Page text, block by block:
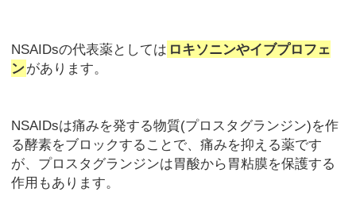
NSAIDsの代表薬としては ロキソニンやイブプロフェ
ンがあります。
NSAIDsは痛みを発する物質(プロスタグランジン)を作
る酵素をブロックすることで、痛みを抑える薬です
が、プロスタグランジンは胃酸から胃粘膜を保護する
作用もあります。